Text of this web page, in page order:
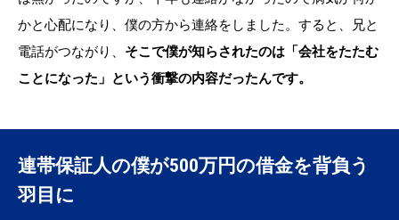
かと心配になり、僕の方から連絡をしました。すると、兄と
電話がつながり、 そこで僕が知らされたのは「会社をたたむ
ことになった」という衝撃の内容だったんです。
連帯保証人の僕が500万円の借金を背負う
羽目に